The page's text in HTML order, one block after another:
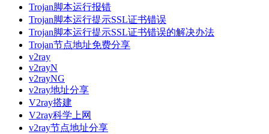
Trojan脚本运行报错
Trojan脚本运行提示SSL证书错误
Trojan脚本运行提示SSL证书错误的解决办法
Trojan节点地址免费分享
v2ray
v2rayN
v2rayNG
v2ray地址分享
V2ray搭建
V2ray科学上网
v2ray节点地址分享